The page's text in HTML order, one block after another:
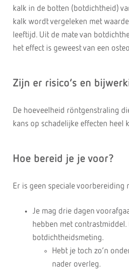
kalk in de botten (botdichtheid)
kalk wordt vergeleken met
leeftijd. Uit de mate van
het effect is geweest van een
Zijn er risico’s en
De hoeveelheid röntgenstraling
kans op schadelijke effecten heel
Hoe bereid je je voor?
Er is geen speciale
Je mag drie dagen
hebben met
botdichtheidsmeting.
Hebt je toch zo’n
nader overleg.